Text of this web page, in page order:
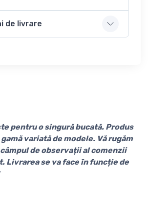
de livrare
pentru o singură bucată. Produs
variată de modele. Vă rugăm
de observații al comenzii
Livrarea se va face în funcție de